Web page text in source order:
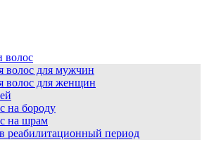
волос
волос для мужчин
волос для женщин
на бороду
на шрам
реабилитационный период